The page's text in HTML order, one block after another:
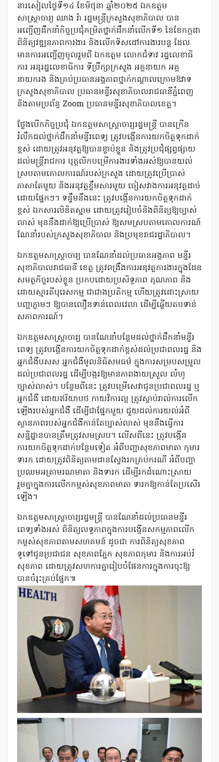
នារសៀលថ្ងៃទី១៤ ខែមិថុនា ឆ្នាំ២០២៥ ឯកឧត្តម
សាស្ត្រាចារ្យ ឈាង រ៉ា រដ្ឋមន្ត្រីក្រសួងសុខាភិបាល បាន
អញ្ជើញដឹកនាំកិច្ចប្រជុំកម្រិតថ្នាក់ដឹកនាំលើកទី១ នៃខែកក្កដា
ពិនិត្យវឌ្ឍនភាពការងារ និងលើកទិសដៅការងារបន្ត ដែល
មានការអញ្ជើញចូលរួមពី ឯកឧត្តម លោកជំទាវ រដ្ឋលេខាធិ
ការ អនុរដ្ឋលេខាធិការ ទីប្រឹក្សាក្រសួង អគ្គនាយក អគ្គ
នាយករង និងគ្រប់ប្រធានអង្គភាពថ្នាក់កណ្តាលក្រោមឱវាទ
ក្រសួងសុខាភិបាល ប្រធានមន្ទីរសុខាភិបាលរាជធានីភ្នំពេញ
និងតាមប្រព័ន្ធ Zoom ប្រធានមន្ទីរសុខាភិបាលខេត្ត។
ថ្លែងបើកកិច្ចប្រជុំ ឯកឧត្តមសាស្ត្រាចារ្យរដ្ឋមន្រ្តី បានក្រើន
រំលឹកដល់ថ្នាក់ដឹកនាំមន្ទីរពេទ្យ ត្រូវបង្កើនការយកចិត្តទុកដាក់
ខ្ពស់ ដោយត្រូវអនុវត្តឱ្យបានខ្ចាប់ខ្ជួន និងត្រូវប្រជុំផ្សព្វផ្សាយ
ដល់មន្រ្តីរាជការ បុគ្គលិកបម្រើការងារទាំងអស់ឱ្យបានយល់
ស្របតាមគោលការណ៍របស់ក្រសួង ដោយត្រូវប្រើប្រាស់
ភាសាតែមួយ និងអនុវត្តខ្លឹមសារមួយ ចៀសវាងការអនុវត្តដាច់
ដោយផ្នែកៗ។ ទន្ទឹមនឹងនេះ ត្រូវបង្កើនការយកចិត្តទុកដាក់
ខ្ពស់ ឯកសារលិខិតស្នាម ដោយត្រូវរៀបចំនិងពិនិត្យឱ្យច្បាស់
លាស់ មុននឹងដាក់ឱ្យប្រើប្រាស់ ឱ្យសមស្របតាមគោលការណ៍
ណែនាំរបស់ក្រសួងសុខាភិបាល និងប្រមុខរាជរដ្ឋាភិបាល។
ឯកឧត្តមសាស្រ្តាចារ្យ បានណែនាំដល់ប្រធានអង្គភាព មន្ទីរ
សុខាភិបាលរាជធានី ខេត្ត ត្រូវពង្រឹងការអនុវត្តការងារក្នុងដែន
សមត្ថកិច្ចរបស់ខ្លួន ប្រកបដោយប្រសិទ្ធភាព គុណភាព និង
ដោយស្មារតីបុរេសកម្ម ជាជាងប្រតិកម្ម ហើយត្រូវដោះស្រាយ
បញ្ហាភ្លាមៗ ឱ្យបានលឿនទាន់ពេលវេលា ដើម្បីឆ្លើយតបទាន់
សភាពការណ៍។
ឯកឧត្តមសាស្រ្តាចារ្យ បានណែនាំបន្ថែមដល់ថ្នាក់ដឹកនាំមន្ទីរ
ពេទ្យ ត្រូវបង្កើនការយកចិត្តទុកដាក់ខ្ពស់ដល់ប្រជាពលរដ្ឋ និង
អ្នកជំងឺបសស អ្នកជំងឺមូលនិធិសមធម៌ ក្នុងការសម្របសម្រួល
ដល់ប្រជាពលរដ្ឋ ដើម្បីបង្ករឱ្យមានភាពងាយស្រួល លំហូ
ច្បាស់លាស់។ បន្ថែមពីនេះ ត្រូវបម្រើសេវាជូនប្រជាពលរដ្ឋ ឬ
អ្នកជំងឺ ដោយឥរិយាបថ កាយវិការល្អ ត្រូវស្តាប់រាល់ការលើក
ឡើងរបស់អ្នកជំងឺ ដើម្បីជាផ្នែកមួយ ជួយដល់ការយល់អំពី
ស្ថានភាពរបស់អ្នកជំងឺកាន់តែច្បាស់លាស់ មុននឹងធ្វើការ
សន្និដ្ឋានបានត្រឹមត្រូវសមស្រប។ លើសពីនេះ ត្រូវបង្កើន
ការយកចិត្តទុកដាក់បន្ថែមទៀត អំពីបញ្ហាសុខភាពមាតា កុមារ
ទារក ដោយត្រូវពិនិត្យតាមដានស្វែងរកគ្រប់ករណី អំពីបញ្ហា
ប្រឈមអត្រាមរណមាតា និងទារក ដើម្បីរកដំណោះស្រាយ
រួមគ្នាក្នុងការលើកកម្ពស់សុខភាពមាតា ទារកឱ្យកាន់តែប្រសើរ
ឡើង។
ឯកឧត្តមសាស្រ្តាចារ្យរដ្ឋមន្រ្តី បានណែនាំដល់ប្រធានមន្ទីរ
ពេទ្យទាំងអស់ ពិនិត្យលទ្ធភាពក្នុងការបង្កើនសកម្មភាពលើក
កម្ពស់សុខភាពតាមសហគមន៍ ដូចជា ការពិនិត្យសុខភាព
ទូទៅជូនប្រជាជន សុខភាពភ្នែក សុខភាពកុមារ និងការអប់រំ
សុខភាព ដោយត្រូវសហការគ្នារៀបចំផែនការក្នុងការចុះឱ្យ
បានចំរុះគ្រប់ផ្នែក៕